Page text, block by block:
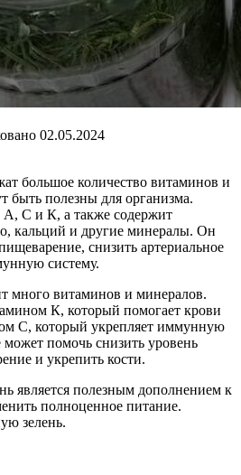
02.05.2024
большое количество витаминов и
быть полезны для организма.
А, С и К, а также содержит
кальций и другие минералы. Он
снизить артериальное
систему.
много витаминов и минералов.
К, который помогает крови
С, который укрепляет иммунную
помочь снизить уровень
и укрепить кости.
является полезным дополнением к
полноценное питание.
зелень.